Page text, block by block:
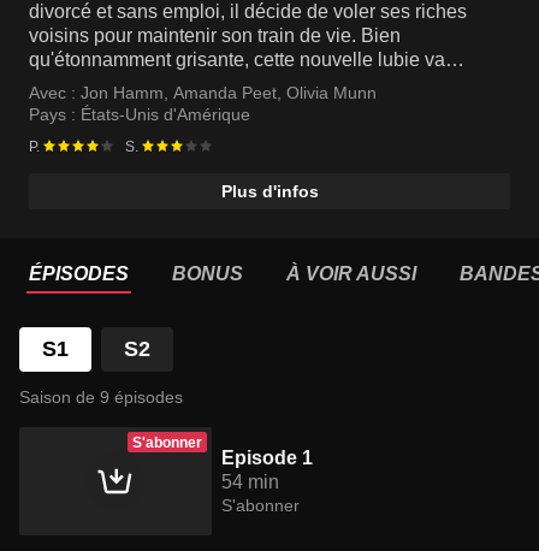
divorcé et sans emploi, il décide de voler ses riches
voisins pour maintenir son train de vie. Bien
qu'étonnamment grisante, cette nouvelle lubie va
l'entraîner dans une spirale infernale.
Avec : Jon Hamm, Amanda Peet, Olivia Munn
Pays : États-Unis d'Amérique
P. S.
Plus d'infos
ÉPISODES BONUS À VOIR AUSSI
S1 S2
Saison de 9 épisodes
S'abonner
Episode 1
54 min
S'abonner